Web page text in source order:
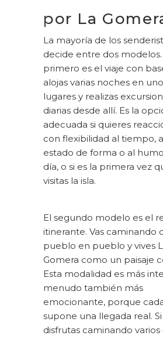
por La
La mayoría de los
decide entre dos modelos.
primero es el viaje con
alojas varias noches en
lugares y realizas
diarias desde allí. Es la
adecuada si quieres
con flexibilidad al tiempo,
estado de forma o al
día, o si es la primera vez
visitas la isla.
El segundo modelo es el
itinerante. Vas caminando
pueblo en pueblo y vives
Gomera como un paisaje
Esta modalidad es más
menudo también más
emocionante, porque
supone una llegada real. Si
disfrutas caminando varios